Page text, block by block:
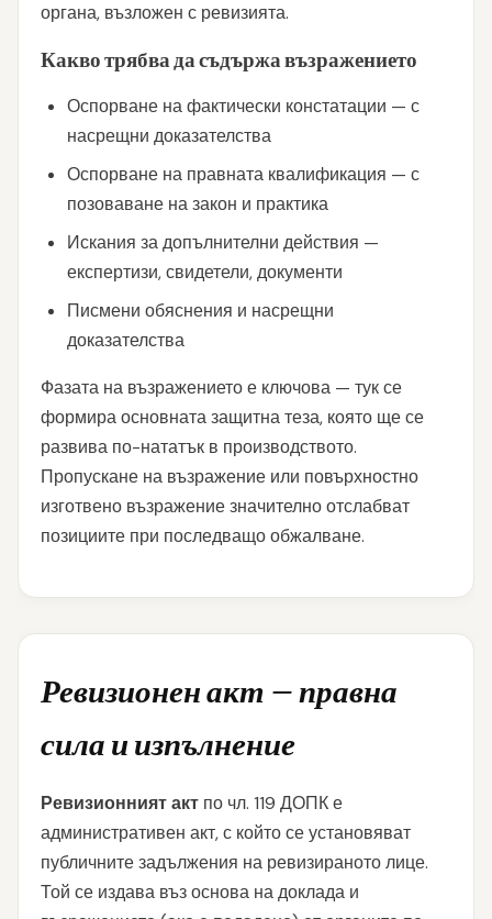
органа, възложен с ревизията.
Какво трябва да съдържа възражението
Оспорване на фактически констатации — с
насрещни доказателства
Оспорване на правната квалификация — с
позоваване на закон и практика
Искания за допълнителни действия —
експертизи, свидетели, документи
Писмени обяснения и насрещни
доказателства
Фазата на възражението е ключова — тук се
формира основната защитна теза, която ще се
развива по-нататък в производството.
Пропускане на възражение или повърхностно
изготвено възражение значително отслабват
позициите при последващо обжалване.
Ревизионен акт — правна
сила и изпълнение
Ревизионният акт по чл. 119 ДОПК е
административен акт, с който се установяват
публичните задължения на ревизираното лице.
Той се издава въз основа на доклада и